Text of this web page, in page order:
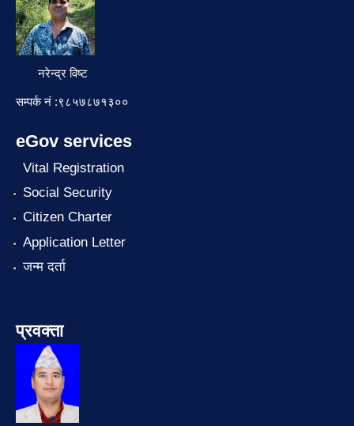
नरेन्द्र विष्ट
सम्पर्क नं :९८५७८७१३००
eGov services
Vital Registration
Social Security
Citizen Charter
Application Letter
जन्म दर्ता
प्रवक्ता